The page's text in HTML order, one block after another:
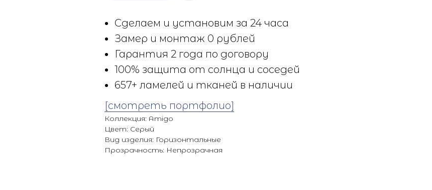
Сделаем и установим за 24 часа
Замер и монтаж 0 рублей
Гарантия 2 года по договору
100% защита от солнца и соседей
657+ ламелей и тканей в наличии
[смотреть портфолио]
Коллекция: Amigo
Цвет: Серый
Вид изделия: Горизонтальные
Прозрачность: Непрозрачная